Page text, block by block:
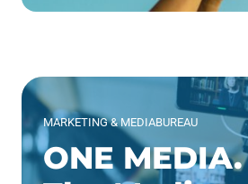
MARKETING & MEDIABUREAU
ONE MEDIA.